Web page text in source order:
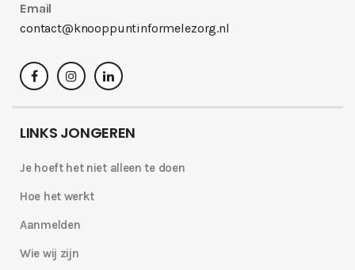
Email
contact@knooppuntinformelezorg.nl
LINKS JONGEREN
Je hoeft het niet alleen te doen
Hoe het werkt
Aanmelden
Wie wij zijn